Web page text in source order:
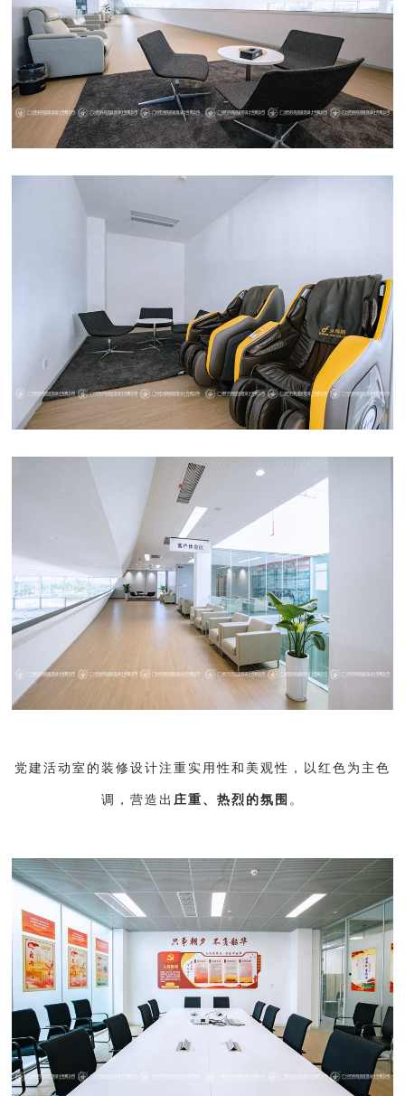
党建活动室的装修设计注重实用性和美观性，以红色为主色
调，营造出 庄重、热烈 的氛围 。